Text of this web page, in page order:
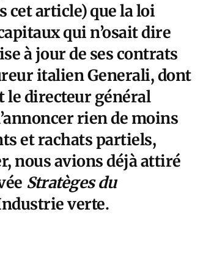
cet article) que la loi
qui n’osait dire
à jour de ses contrats
italien Generali, dont
le directeur général
rien de moins
et rachats partiels,
nous avions déjà attiré
Stratèges du
verte.